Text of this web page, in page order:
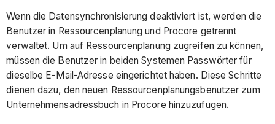
Wenn die Datensynchronisierung deaktiviert ist, werden die
Benutzer in Ressourcenplanung und Procore getrennt
verwaltet. Um auf Ressourcenplanung zugreifen zu können,
müssen die Benutzer in beiden Systemen Passwörter für
dieselbe E-Mail-Adresse eingerichtet haben. Diese Schritte
dienen dazu, den neuen Ressourcenplanungsbenutzer zum
Unternehmensadressbuch in Procore hinzuzufügen.